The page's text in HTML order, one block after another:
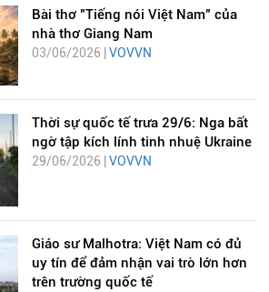
Bài thơ "Tiếng nói Việt Nam" của
nhà thơ Giang Nam
03/06/2026 | VOVVN
Thời sự quốc tế trưa 29/6: Nga bất
ngờ tập kích lính tinh nhuệ Ukraine
29/06/2026 | VOVVN
Giáo sư Malhotra: Việt Nam có đủ
uy tín để đảm nhận vai trò lớn hơn
trên trường quốc tế